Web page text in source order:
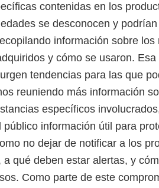
contenidas en los
se desconocen y
información sobre
y cómo se usaron.
tendencias para las que
reuniendo más información
específicos
público información útil para
no dejar de notificar a los
a qué deben estar alertas, y
Como parte de este